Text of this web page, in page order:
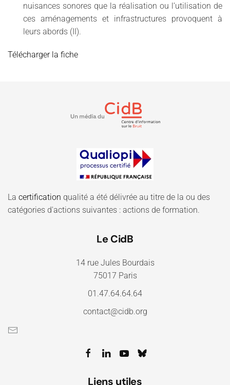
nuisances sonores que la réalisation ou l’utilisation de
ces aménagements et infrastructures provoquent à
leurs abords (II).
Télécharger la fiche
La certification qualité a été délivrée au titre de la ou des
catégories d'actions suivantes : actions de formation.
Le CidB
14 rue Jules Bourdais
75017 Paris
01.47.64.64.64
contact@cidb.org
Liens utiles